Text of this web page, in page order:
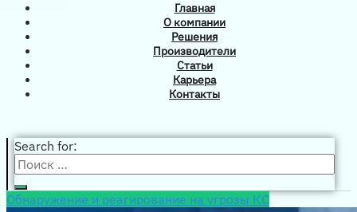
Главная
О компании
Решения
Производители
Статьи
Карьера
Контакты
Search for:
Обнаружение и реагирование на угрозы КС